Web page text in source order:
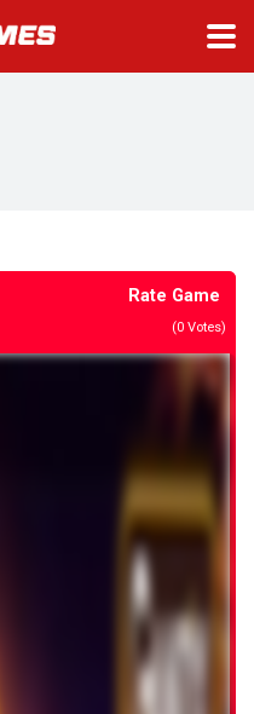
Rate Game
(0 Votes)